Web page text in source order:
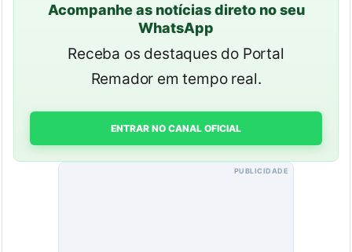
Acompanhe as notícias direto no seu
WhatsApp
Receba os destaques do Portal
Remador em tempo real.
ENTRAR NO CANAL OFICIAL
PUBLICIDADE